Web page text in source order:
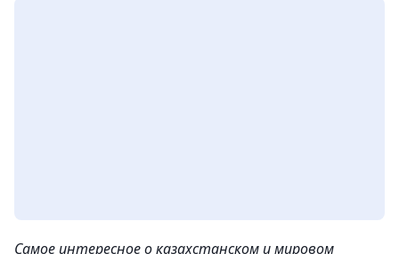
Самое интересное о казахстанском и мировом